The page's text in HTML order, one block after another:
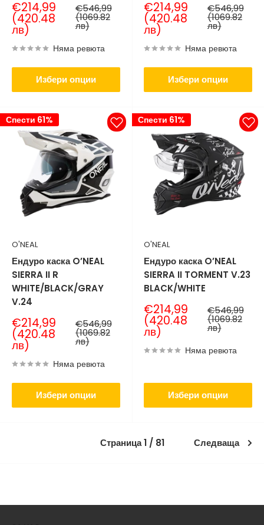
Продажна
цена
€214,99
(420.48
лв)
Нормална
цена
€546,99
(1069.82
лв)
Няма ревюта
Избери опции
Продажна
цена
€214,99
(420.48
лв)
Нормална
цена
€546,99
(1069.82
лв)
Няма ревюта
Избери опции
Спести 61%
O'NEAL
Ендуро каска O’NEAL
SIERRA II R
WHITE/BLACK/GRAY
V.24
Продажна
цена
€214,99
(420.48
лв)
Нормална
цена
€546,99
(1069.82
лв)
Няма ревюта
Избери опции
Спести 61%
O'NEAL
Ендуро каска O’NEAL
SIERRA II TORMENT V.23
BLACK/WHITE
Продажна
цена
€214,99
(420.48
лв)
Нормална
цена
€546,99
(1069.82
лв)
Няма ревюта
Избери опции
Страница 1 / 81 Следваща